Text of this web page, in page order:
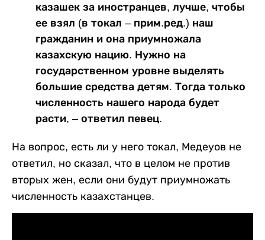
казашек за иностранцев, лучше, чтобы
ее взял (в токал – прим.ред.) наш
гражданин и она приумножала
казахскую нацию. Нужно на
государственном уровне выделять
большие средства детям. Тогда только
численность нашего народа будет
расти, – ответил певец.
На вопрос, есть ли у него токал, Медеуов не
ответил, но сказал, что в целом не против
вторых жен, если они будут приумножать
численность казахстанцев.